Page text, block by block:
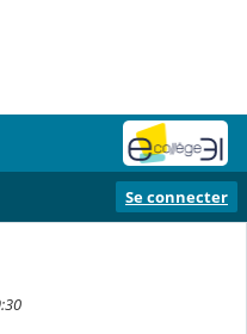
Se connecter